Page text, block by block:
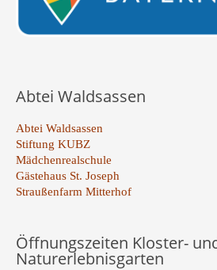
Abtei Waldsassen
Abtei Waldsassen
Stiftung KUBZ
Mädchenrealschule
Gästehaus St. Joseph
Straußenfarm Mitterhof
Öffnungszeiten Kloster-
Naturerlebnisgarten